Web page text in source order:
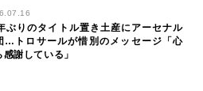
ぶりのタイトル置き土産にアーセナル
…トロサールが惜別のメッセージ「心
感謝している」